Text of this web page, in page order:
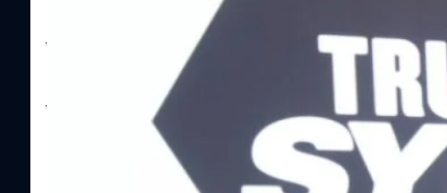
บริษัท ซินเน็ค (ประเทศไทย) จำกัด (มหาชน) หรือ SYNNEX โช
ไตรมาส 2 และงวด 6 เดือนแรกของปี 2569 เติบโต 17.8% แ
เติบโตของรายได้อย่างมีนัยสำคัญ พร้อมประกาศจ่ายเงินปันผ
ไม่ได้รับสิทธิปันผล (XD) วันที่ 19 สิงหาคม 2569 และกำหนดจ่